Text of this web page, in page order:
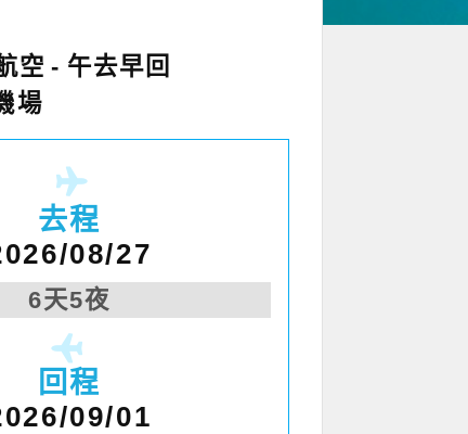
空
午去早回
場
去程
08/27
6天5夜
回程
09/01